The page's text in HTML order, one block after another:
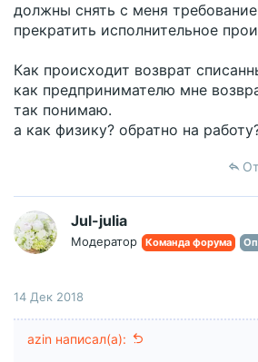
должны снять с меня
прекратить исполнительное
Как происходит возврат
как предпринимателю мне
так понимаю.
а как физику? обратно на
Jul-julia
Модератор Команда форума
14 Дек 2018
azin написал(а):